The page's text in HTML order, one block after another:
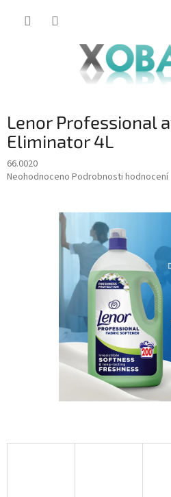
Lenor Professional
Eliminator 4L
66.0020
Průměrné
Neohodnoceno Podrobnosti hodnocení